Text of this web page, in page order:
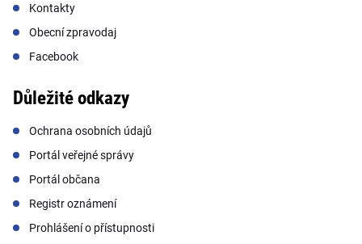
Kontakty
Obecní zpravodaj
Facebook
Důležité odkazy
Ochrana osobních údajů
Portál veřejné správy
Portál občana
Registr oznámení
Prohlášení o přístupnosti